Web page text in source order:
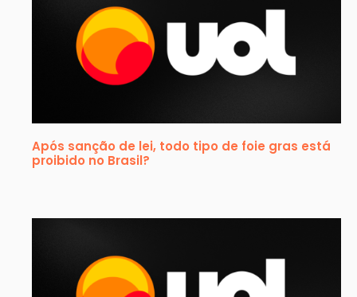
Após sanção de lei, todo tipo de foie gras está
proibido no Brasil?